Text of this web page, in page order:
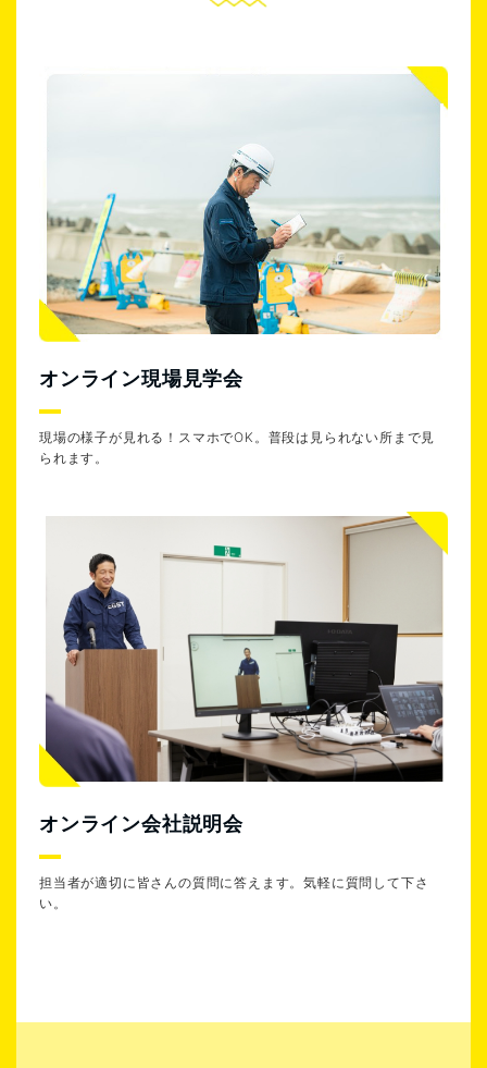
オンライン現場見学会
現場の様子が見れる！スマホでOK。普段は見られない所まで見
られます。
オンライン会社説明会
担当者が適切に皆さんの質問に答えます。気軽に質問して下さ
い。